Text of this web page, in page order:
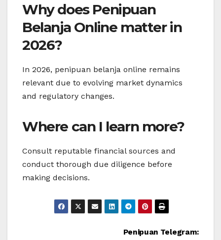
Why does Penipuan
Belanja Online matter in
2026?
In 2026, penipuan belanja online remains
relevant due to evolving market dynamics
and regulatory changes.
Where can I learn more?
Consult reputable financial sources and
conduct thorough due diligence before
making decisions.
Penipuan Telegram: